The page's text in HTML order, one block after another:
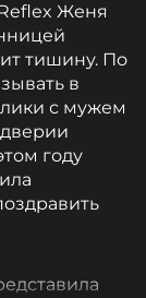
Женя
тишину. По
в
с мужем
году